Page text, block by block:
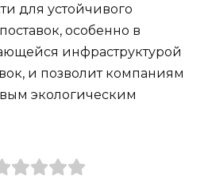
для устойчивого
особенно в
инфраструктурой
и позволит компаниям
экологическим